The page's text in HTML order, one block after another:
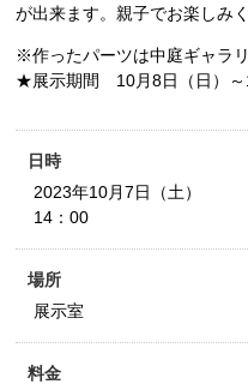
が出来ます。親子でお楽しみく
※作ったパーツは中庭ギャラ
★展示期間 10月8日（日）
日時
2023年10月7日（土）
14：00
場所
展示室
料金